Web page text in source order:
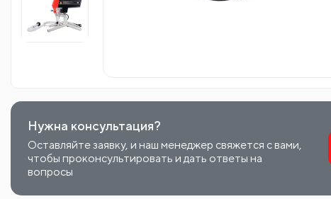
Нужна консультация?
Оставляйте заявку, и наш менеджер свяжется с вами,
чтобы проконсультировать и дать ответы на
вопросы